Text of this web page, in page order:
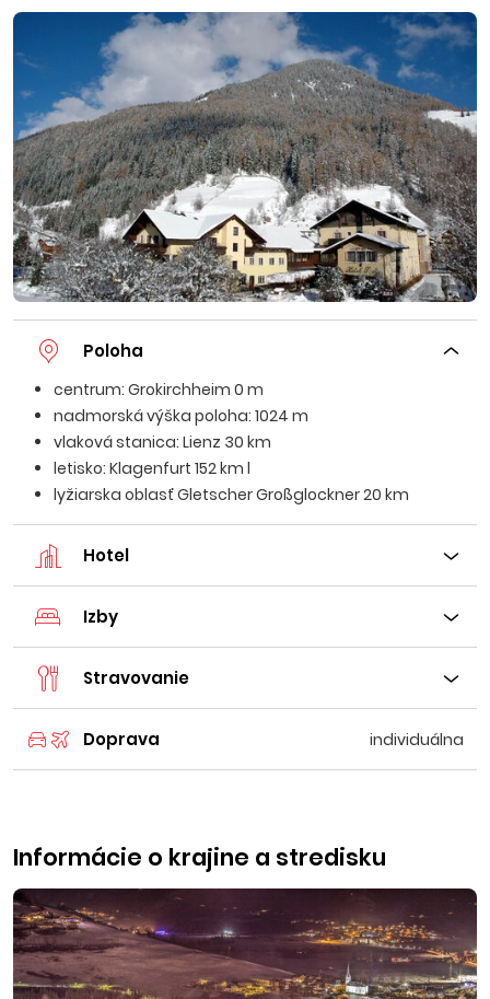
Poloha
centrum: Grokirchheim 0 m
nadmorská výška poloha: 1024 m
vlaková stanica: Lienz 30 km
letisko: Klagenfurt 152 km l
lyžiarska oblasť Gletscher Großglockner 20 km
Hotel
Izby
Stravovanie
Doprava individuálna
Informácie o krajine a stredisku